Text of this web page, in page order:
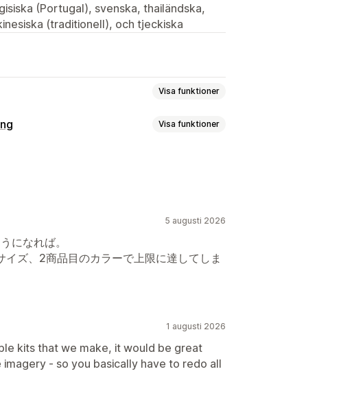
(Portugal), svenska, thailändska,
(traditionell), och tjeckiska
Visa funktioner
Visa funktioner
5 augusti 2026
になれば。
ズ、2商品目のカラーで上限に達してしま
1 augusti 2026
kits that we make, it would be great
imagery - so you basically have to redo all